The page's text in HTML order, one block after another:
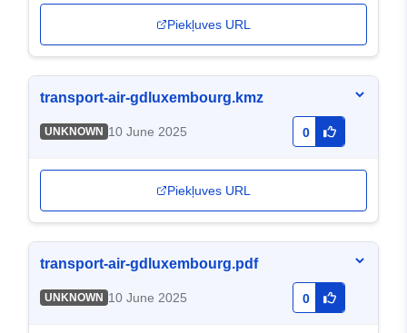
Piekļuves URL
transport-air-gdluxembourg.kmz
UNKNOWN 10 June 2025 0
Piekļuves URL
transport-air-gdluxembourg.pdf
UNKNOWN 10 June 2025 0